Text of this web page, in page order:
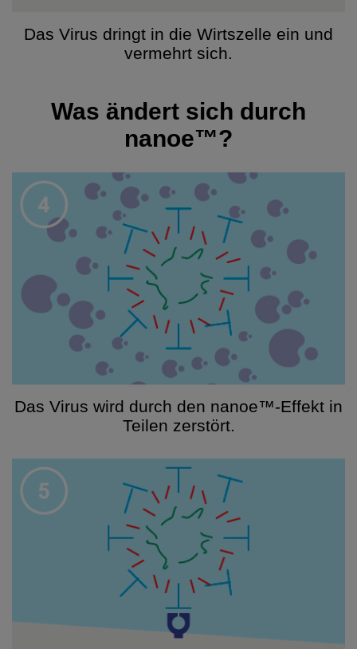
Das Virus dringt in die Wirtszelle ein und
vermehrt sich.
Was ändert sich durch
nanoe™?
Das Virus wird durch den nanoe™-Effekt in
Teilen zerstört.